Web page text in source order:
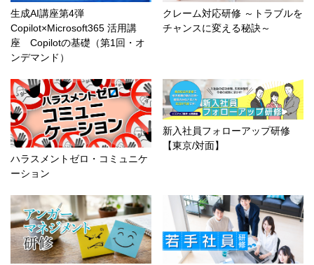
生成AI講座第4弾
Copilot×Microsoft365 活用講
座 Copilotの基礎（第1回・オ
ンデマンド）
クレーム対応研修 ～トラブルを
チャンスに変える秘訣～
ハラスメントゼロ・コミュニケ
ーション
新入社員フォローアップ研修
【東京/対面】